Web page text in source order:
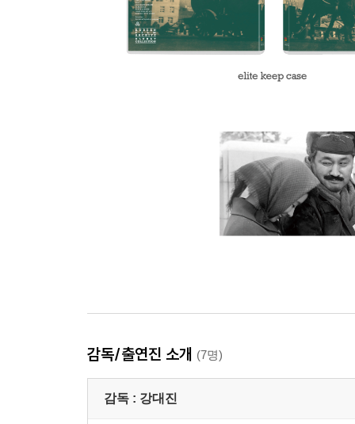
감독/출연진 소개 (7명)
감독 : 강대진